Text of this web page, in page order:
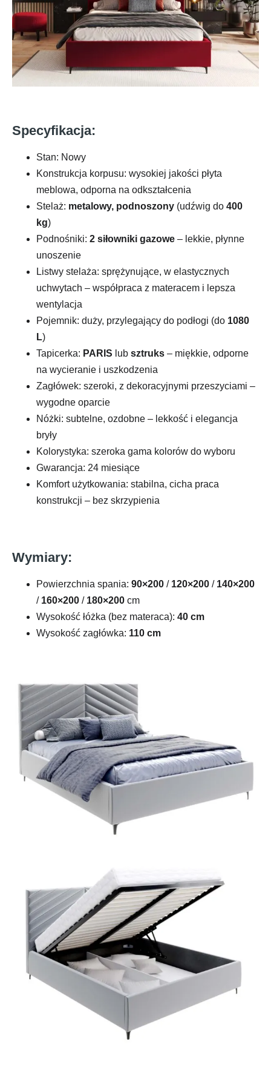
Specyfikacja:
Stan: Nowy
Konstrukcja korpusu: wysokiej jakości płyta
meblowa, odporna na odkształcenia
Stelaż: metalowy, podnoszony (udźwig do 400
kg)
Podnośniki: 2 siłowniki gazowe – lekkie, płynne
unoszenie
Listwy stelaża: sprężynujące, w elastycznych
uchwytach – współpraca z materacem i lepsza
wentylacja
Pojemnik: duży, przylegający do podłogi (do 1080
L)
Tapicerka: PARIS lub sztruks – miękkie, odporne
na wycieranie i uszkodzenia
Zagłówek: szeroki, z dekoracyjnymi przeszyciami –
wygodne oparcie
Nóżki: subtelne, ozdobne – lekkość i elegancja
bryły
Kolorystyka: szeroka gama kolorów do wyboru
Gwarancja: 24 miesiące
Komfort użytkowania: stabilna, cicha praca
konstrukcji – bez skrzypienia
Wymiary:
Powierzchnia spania: 90×200 / 120×200 / 140×200
/ 160×200 / 180×200 cm
Wysokość łóżka (bez materaca): 40 cm
Wysokość zagłówka: 110 cm